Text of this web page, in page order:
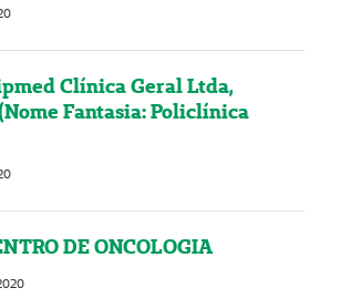
Clínica Geral Ltda,
Fantasia: Policlínica
DE ONCOLOGIA